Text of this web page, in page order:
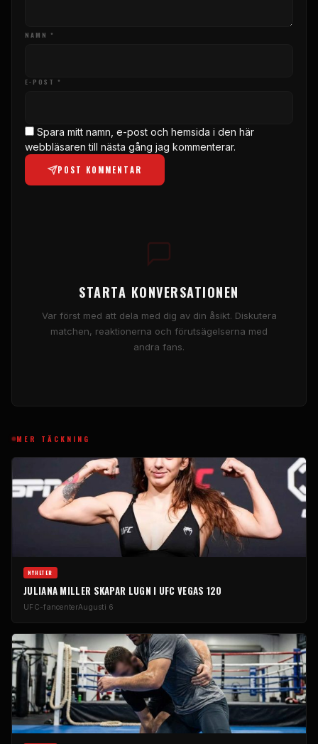
NAMN *
E-POST *
Spara mitt namn, e-post och hemsida i den här
webbläsaren till nästa gång jag kommenterar.
POST KOMMENTAR
STARTA KONVERSATIONEN
Var först med att dela med dig av din åsikt. Diskutera
matchen, reaktionerna och förutsägelserna med
andra fans.
MER TÄCKNING
NYHETER
JULIANA MILLER SKAPAR LUGN I UFC VEGAS 120
UFC-fancenterAugusti 6